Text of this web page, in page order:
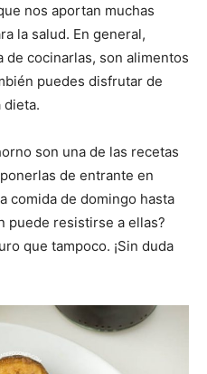
nos aportan muchas
la salud. En general,
de cocinarlas, son alimentos
puedes disfrutar de
dieta.
son una de las recetas
de entrante en
comida de domingo hasta
puede resistirse a ellas?
que tampoco. ¡Sin duda